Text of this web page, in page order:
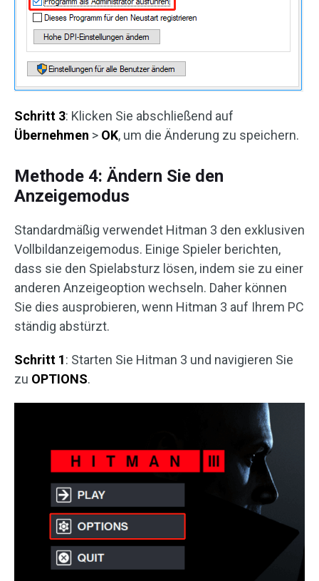
Schritt 3: Klicken Sie abschließend auf
Übernehmen > OK, um die Änderung zu speichern.
Methode 4: Ändern Sie den
Anzeigemodus
Standardmäßig verwendet Hitman 3 den exklusiven
Vollbildanzeigemodus. Einige Spieler berichten,
dass sie den Spielabsturz lösen, indem sie zu einer
anderen Anzeigeoption wechseln. Daher können
Sie dies ausprobieren, wenn Hitman 3 auf Ihrem PC
ständig abstürzt.
Schritt 1: Starten Sie Hitman 3 und navigieren Sie
zu OPTIONS.